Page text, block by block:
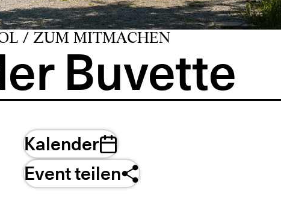
/ ZUM MITMACHEN
Buvette
Kalender
Event teilen